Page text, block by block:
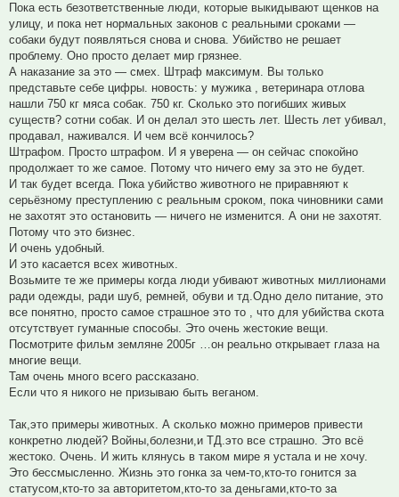
Пока есть безответственные люди, которые выкидывают щенков на
улицу, и пока нет нормальных законов с реальными сроками —
собаки будут появляться снова и снова. Убийство не решает
проблему. Оно просто делает мир грязнее.
А наказание за это — смех. Штраф максимум. Вы только
представьте себе цифры. новость: у мужика , ветеринара отлова
нашли 750 кг мяса собак. 750 кг. Сколько это погибших живых
существ? сотни собак. И он делал это шесть лет. Шесть лет убивал,
продавал, наживался. И чем всё кончилось?
Штрафом. Просто штрафом. И я уверена — он сейчас спокойно
продолжает то же самое. Потому что ничего ему за это не будет.
И так будет всегда. Пока убийство животного не приравняют к
серьёзному преступлению с реальным сроком, пока чиновники сами
не захотят это остановить — ничего не изменится. А они не захотят.
Потому что это бизнес.
И очень удобный.
И это касается всех животных.
Возьмите те же примеры когда люди убивают животных миллионами
ради одежды, ради шуб, ремней, обуви и тд.Одно дело питание, это
все понятно, просто самое страшное это то , что для убийства скота
отсутствует гуманные способы. Это очень жестокие вещи.
Посмотрите фильм земляне 2005г …он реально открывает глаза на
многие вещи.
Там очень много всего рассказано.
Если что я никого не призываю быть веганом.
Так,это примеры животных. А сколько можно примеров привести
конкретно людей? Войны,болезни,и ТД.это все страшно. Это всё
жестоко. Очень. И жить клянусь в таком мире я устала и не хочу.
Это бессмысленно. Жизнь это гонка за чем-то,кто-то гонится за
статусом,кто-то за авторитетом,кто-то за деньгами,кто-то за